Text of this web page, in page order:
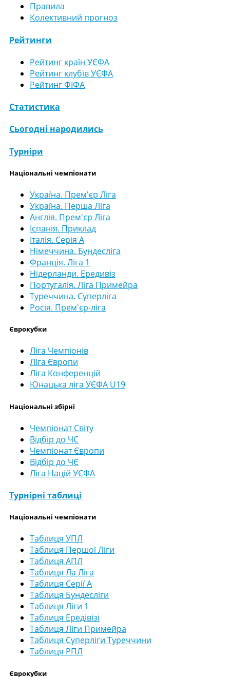
Правила
Колективний прогноз
Рейтинги
Рейтинг країн УЄФА
Рейтинг клубів УЄФА
Рейтинг ФІФА
Статистика
Сьогодні народились
Турніри
Національні чемпіонати
Україна. Прем'єр Ліга
Україна. Перша Ліга
Англія. Прем'єр Ліга
Іспанія. Приклад
Італія. Серія А
Німеччина. Бундесліга
Франція. Ліга 1
Нідерланди. Ередивіз
Португалія. Ліга Примейра
Туреччина. Суперліга
Росія. Прем'єр-ліга
Єврокубки
Ліга Чемпіонів
Ліга Європи
Ліга Конференцій
Юнацька ліга УЄФА U19
Національні збірні
Чемпіонат Світу
Відбір до ЧС
Чемпіонат Європи
Відбір до ЧЄ
Ліга Націй УЄФА
Турнірні таблиці
Національні чемпіонати
Таблиця УПЛ
Таблиця Першої Ліги
Таблиця АПЛ
Таблиця Ла Ліга
Таблиця Серії А
Таблиця Бундесліги
Таблиця Ліги 1
Таблиця Ередівізі
Таблиця Ліги Примейра
Таблиця Суперліги Туреччини
Таблиця РПЛ
Єврокубки